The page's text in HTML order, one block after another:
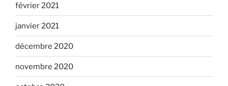
février 2021
janvier 2021
décembre 2020
novembre 2020